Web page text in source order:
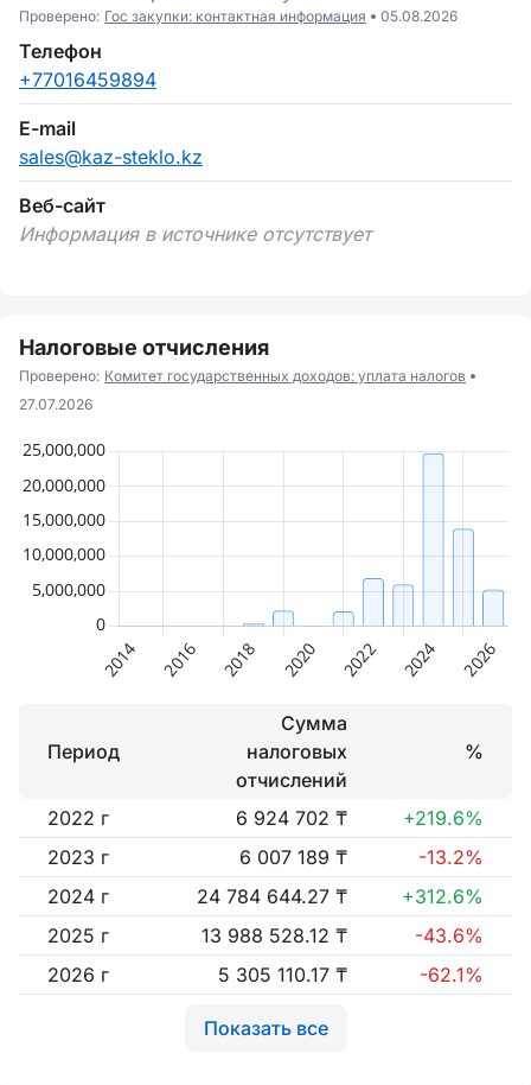
Проверено: Гос закупки: контактная информация 05.08.2026
Телефон
+77016459894
E-mail
sales@kaz-steklo.kz
Веб-сайт
Информация в источнике отсутствует
Налоговые отчисления
Проверено: Комитет государственных доходов: уплата налогов
27.07.2026
Период
Сумма
налоговых
отчислений
%
2022 г 6 924 702 ₸
+219.6%
2023 г
6 007 189 ₸
-13.2%
2024 г
24 784 644.27 ₸
+312.6%
2025 г
13 988 528.12 ₸
-43.6%
2026 г
5 305 110.17 ₸ -62.1%
Показать все